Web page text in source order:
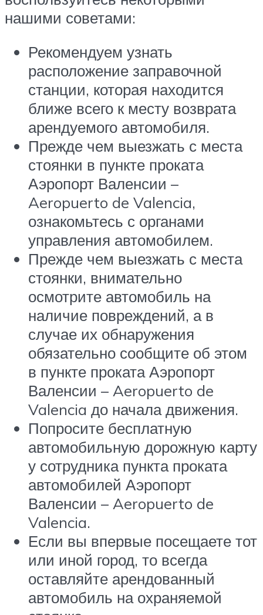
нашими советами:
Рекомендуем узнать
расположение заправочной
станции, которая находится
ближе всего к месту возврата
арендуемого автомобиля.
Прежде чем выезжать с места
стоянки в пункте проката
Аэропорт Валенсии –
Aeropuerto de Valencia,
ознакомьтесь с органами
управления автомобилем.
Прежде чем выезжать с места
стоянки, внимательно
осмотрите автомобиль на
наличие повреждений, а в
случае их обнаружения
обязательно сообщите об этом
в пункте проката Аэропорт
Валенсии – Aeropuerto de
Valencia до начала движения.
Попросите бесплатную
автомобильную дорожную карту
у сотрудника пункта проката
автомобилей Аэропорт
Валенсии – Aeropuerto de
Valencia.
Если вы впервые посещаете тот
или иной город, то всегда
оставляйте арендованный
автомобиль на охраняемой